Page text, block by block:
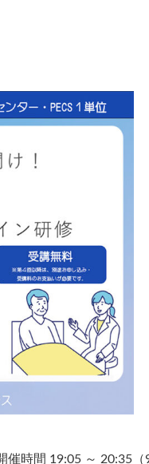
催時間 19:05 ～ 20:35（